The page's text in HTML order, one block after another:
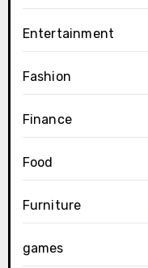
Entertainment
Fashion
Finance
Food
Furniture
games